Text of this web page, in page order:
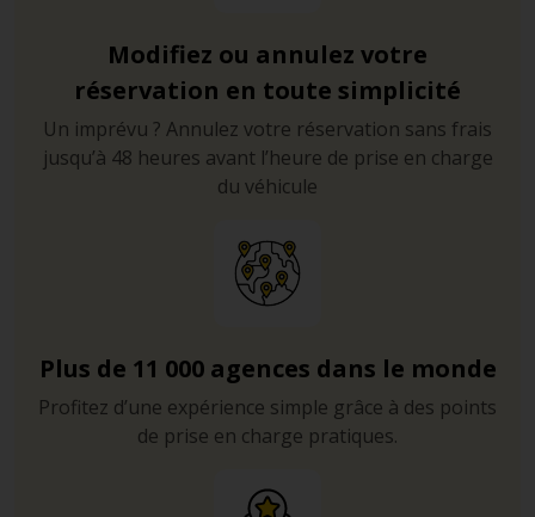
Modifiez ou annulez votre
réservation en toute simplicité
Un imprévu ? Annulez votre réservation sans frais
jusqu’à 48 heures avant l’heure de prise en charge
du véhicule
Plus de 11 000 agences dans le monde
Profitez d’une expérience simple grâce à des points
de prise en charge pratiques.